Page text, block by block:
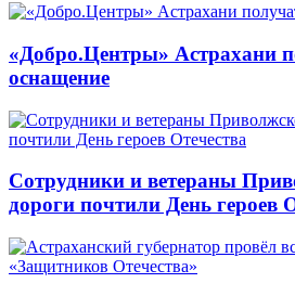
«Добро.Центры» Астрахани
оснащение
Сотрудники и ветераны
дороги почтили День героев